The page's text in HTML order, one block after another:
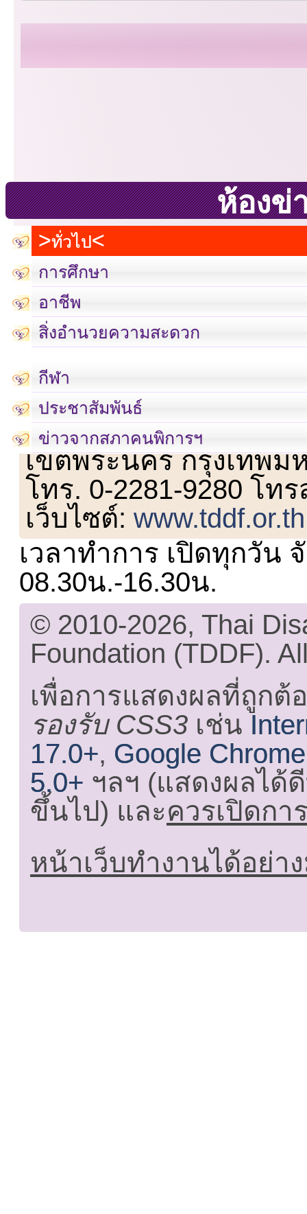
ห้องข่
ทั่วไป
การศึกษา
อาชีพ
สิ่งอำนวยความสะดวก
กีฬา
ประชาสัมพันธ์
ข่าวจากสภาคนพิการฯ
เลขที่ 23 ชั้น 2 ถนนวิ
เขตพระนคร กรุงเทพม
โทร. 0-2281-9280 โท
เว็บไซต์:www.tddf.or.th
เวลาทำการ เปิดทุกวัน
08.30น.-16.30น.
© 2010-2026, Thai
Foundation (TDDF).
เพื่อการแสดงผลที่ถูกต้
รองรับ CSS3 เช่น
17.0+, Google
5.0+ ฯลฯ (แสดงผลได้
ขึ้นไป) และควรเปิดกา
หน้าเว็บทำงานได้อย่า